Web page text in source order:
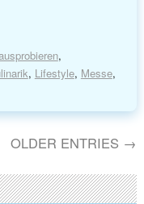
,
, Lifestyle, Messe,
OLDER ENTRIES →